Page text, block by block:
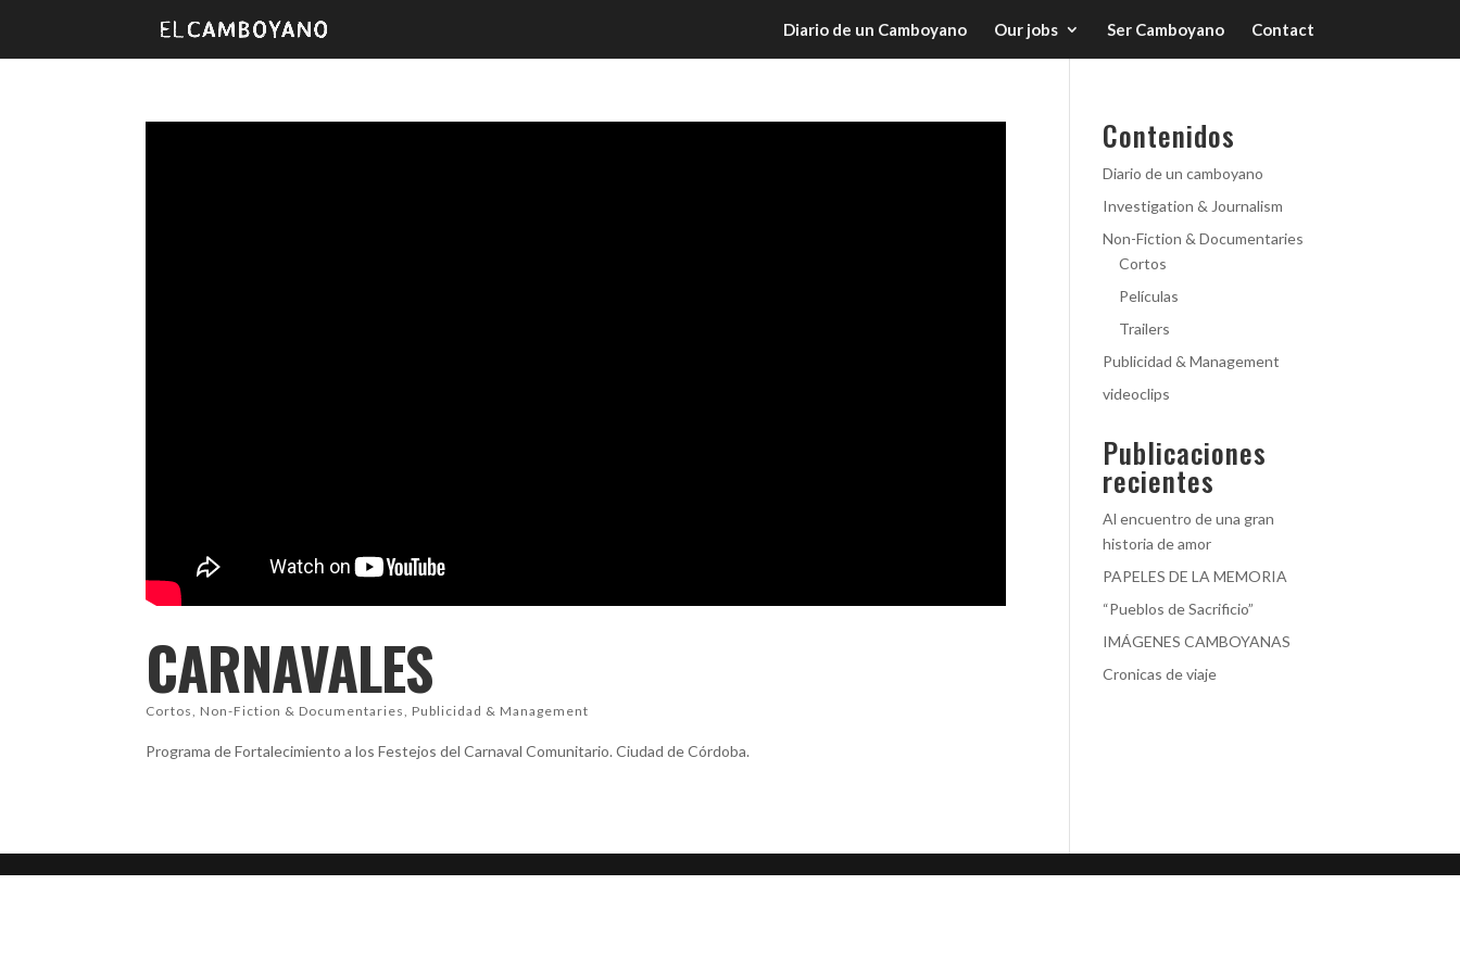
Diario de un Camboyano Our jobs Ser Camboyano Contact
CARNAVALES
Cortos Non-Fiction & Documentaries Publicidad & Management
Programa de Fortalecimiento a los Festejos del Carnaval Comunitario. Ciudad de Córdoba.
Contenidos
Diario de un camboyano
Investigation & Journalism
Non-Fiction & Documentaries
Cortos
Películas
Trailers
Publicidad & Management
videoclips
Publicaciones
recientes
Al encuentro de una gran
historia de amor
PAPELES DE LA MEMORIA
“Pueblos de Sacrificio”
IMÁGENES CAMBOYANAS
Cronicas de viaje